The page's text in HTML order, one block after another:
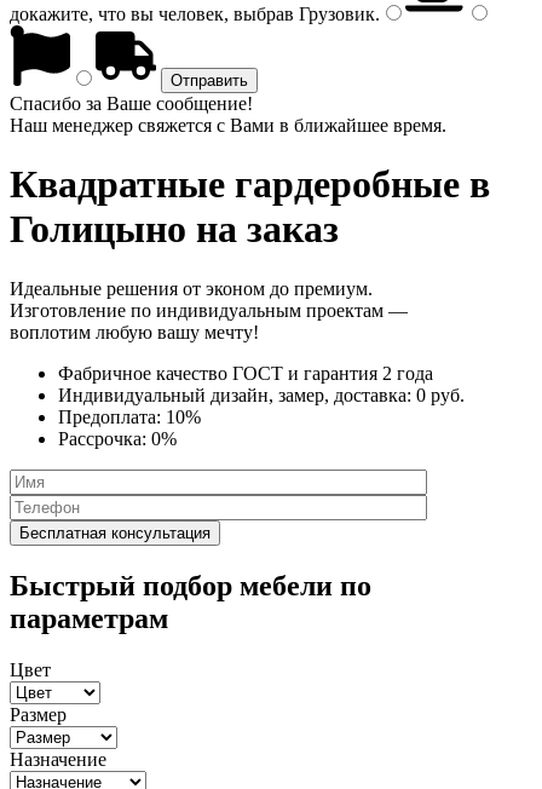
докажите, что вы человек, выбрав Грузовик.
Спасибо за Ваше сообщение!
Наш менеджер свяжется с Вами в ближайшее время.
Квадратные гардеробные в
Голицыно на заказ
Идеальные решения от эконом до премиум.
Изготовление по индивидуальным проектам —
воплотим любую вашу мечту!
Фабричное качество ГОСТ и гарантия 2 года
Индивидуальный дизайн, замер, доставка: 0 руб.
Предоплата: 10%
Рассрочка: 0%
Быстрый подбор мебели по
параметрам
Цвет
Размер
Назначение